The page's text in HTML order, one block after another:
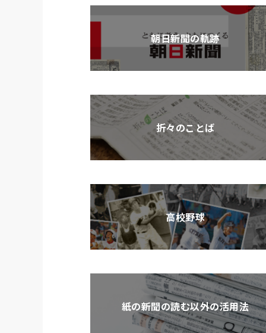
朝日新聞の軌跡
折々のことば
高校野球
紙の新聞の読む以外の活用法